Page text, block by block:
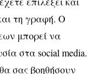
τη γραφή. Ο
μπορεί να
στα social media.
σας βοηθήσουν